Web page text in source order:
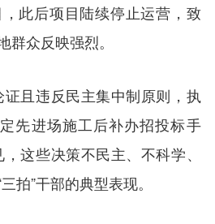
，此后项目陆续停止运营，致
众反映强烈。
证且违反民主集中制原则，执
先进场施工后补办招投标手
这些决策不民主、不科学、
拍”干部的典型表现。